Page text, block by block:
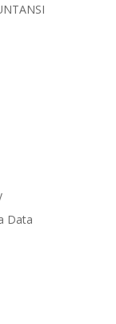
Data